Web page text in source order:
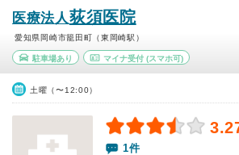
医療法人荻須医院
愛知県岡崎市籠田町（東岡崎駅）
駐車場あり マイナ受付(スマホ可)
土曜（〜12:00）
1件